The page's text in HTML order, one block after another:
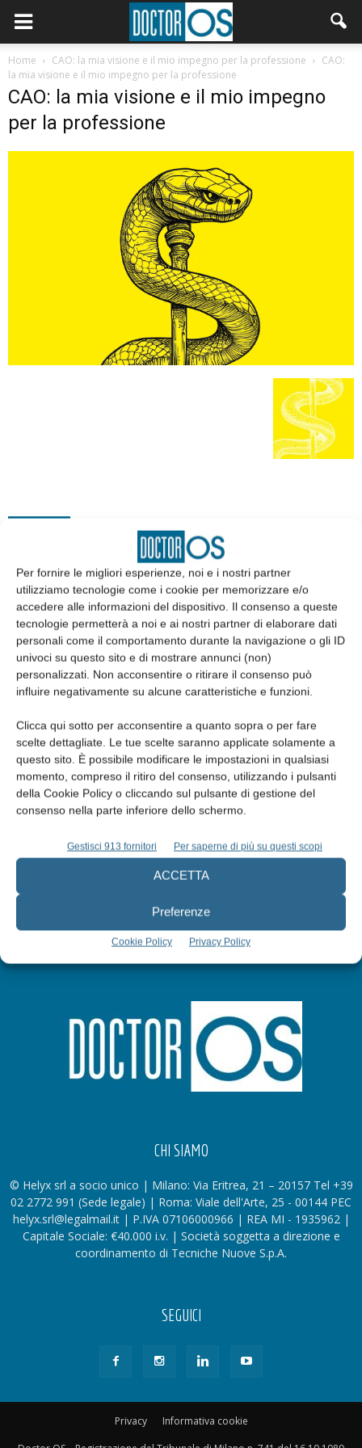
Per fornire le migliori esperienze, noi e i nostri partner
utilizziamo tecnologie come i cookie per memorizzare e/o
accedere alle informazioni del dispositivo. Il consenso a queste
tecnologie permetterà a noi e ai nostri partner di elaborare dati
personali come il comportamento durante la navigazione o gli ID
univoci su questo sito e di mostrare annunci (non)
personalizzati. Non acconsentire o ritirare il consenso può
influire negativamente su alcune caratteristiche e funzioni.
Clicca qui sotto per acconsentire a quanto sopra o per fare
scelte dettagliate. Le tue scelte saranno applicate solamente a
questo sito. È possibile modificare le impostazioni in qualsiasi
momento, compreso il ritiro del consenso, utilizzando i pulsanti
della Cookie Policy o cliccando sul pulsante di gestione del
consenso nella parte inferiore dello schermo.
Gestisci 913 fornitori Per saperne di più su questi scopi
ACCETTA
Preferenze
Cookie Policy Privacy Policy
Home CAO: la mia visione e il mio impegno per la professione
CAO:
la mia visione e il mio impegno per la professione
CAO: la mia visione e il mio impegno
per la professione
Edicola web
Abbonati
Iscriviti alla newsletter
CHI SIAMO
© Helyx srl a socio unico | Milano: Via Eritrea, 21 – 20157 Tel +39
02 2772 991 (Sede legale) | Roma: Viale dell'Arte, 25 - 00144 PEC
helyx.srl@legalmail.it | P.IVA 07106000966 | REA MI - 1935962 |
Capitale Sociale: €40.000 i.v. | Società soggetta a direzione e
coordinamento di Tecniche Nuove S.p.A.
SEGUICI
Privacy
Informativa cookie